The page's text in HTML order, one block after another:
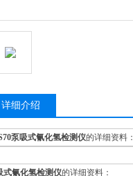
详细介绍
泵吸式氰化氢检测仪的详细资料：
式氰化氢检测仪的详细资料：